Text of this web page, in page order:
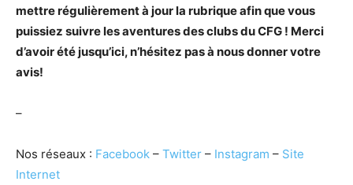
mettre régulièrement à jour la rubrique afin que vous
puissiez suivre les aventures des clubs du CFG ! Merci
d’avoir été jusqu’ici, n’hésitez pas à nous donner votre
avis!
–
Nos réseaux : Facebook – Twitter – Instagram – Site
Internet